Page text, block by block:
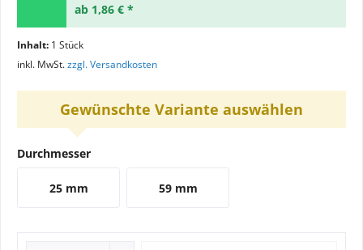
ab 1,86 € *
Inhalt: 1 Stück
inkl. MwSt.zzgl. Versandkosten
Gewünschte Variante auswählen
Durchmesser
25 mm 59 mm